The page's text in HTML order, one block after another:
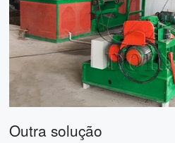
Outra solução